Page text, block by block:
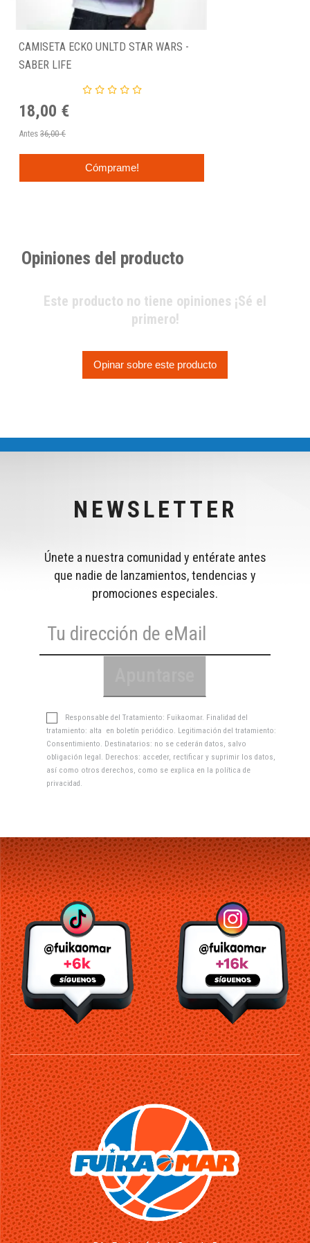
CAMISETA ECKO UNLTD STAR WARS -
SABER LIFE
18,00 €
Antes 36,00 €
Cómprame!
Opiniones del producto
Este producto no tiene opiniones ¡Sé el
primero!
Opinar sobre este producto
NEWSLETTER
Únete a nuestra comunidad y entérate antes
que nadie de lanzamientos, tendencias y
promociones especiales.
Responsable del Tratamiento: Fuikaomar. Finalidad del
tratamiento: alta en boletín periódico. Legitimación del tratamiento:
Consentimiento. Destinatarios: no se cederán datos, salvo
obligación legal. Derechos: acceder, rectificar y suprimir los datos,
así como otros derechos, como se explica en la política de
privacidad.